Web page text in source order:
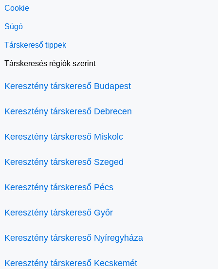
Cookie
Súgó
Társkereső tippek
Társkeresés régiók szerint
Keresztény társkereső Budapest
Keresztény társkereső Debrecen
Keresztény társkereső Miskolc
Keresztény társkereső Szeged
Keresztény társkereső Pécs
Keresztény társkereső Győr
Keresztény társkereső Nyíregyháza
Keresztény társkereső Kecskemét